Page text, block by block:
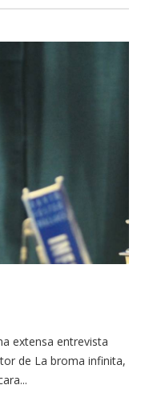
extensa entrevista
de La broma infinita,